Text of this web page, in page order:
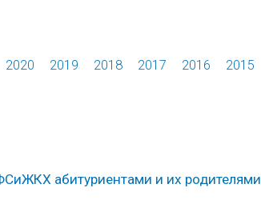
2020 2019 2018 2017 2016 2015
абитуриентами и их родителями